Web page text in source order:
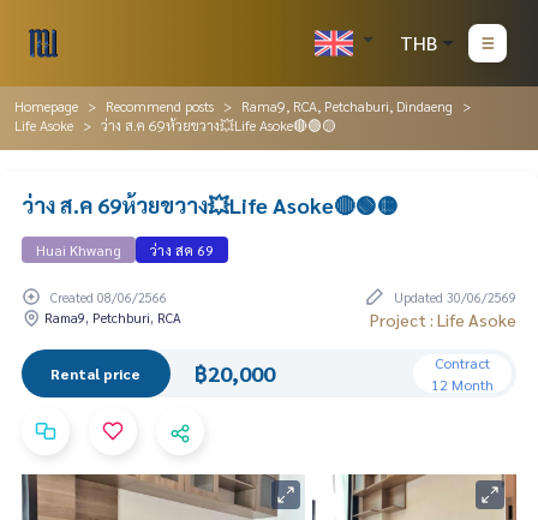
THB
Homepage Recommend posts
Rama9, RCA, Petchaburi, Dindaeng
Life Asoke
ว่าง ส.ค 69ห้วยขวาง💥Life Asoke🔴🟢🟡
ว่าง ส.ค 69ห้วยขวาง💥Life Asoke🔴🟢🟡
Huai Khwang ว่าง สค 69
Created 08/06/2566
Updated 30/06/2569
Rama9, Petchburi, RCA
Project : Life Asoke
Rental price ฿20,000
Contract
12 Month